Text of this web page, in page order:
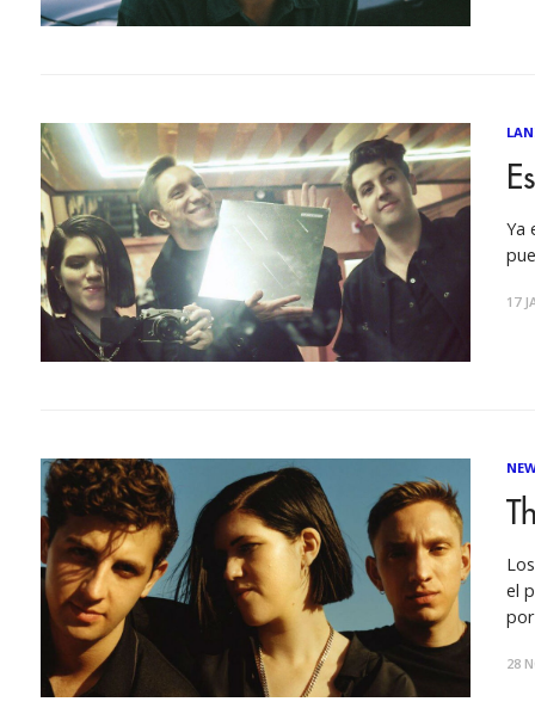
Ya
17
el
28